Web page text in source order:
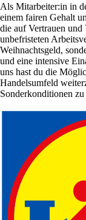
Als Mitarbeiter:in in
einem fairen Gehalt
die auf Vertrauen
unbefristeten
Weihnachtsgeld,
und eine intensive
uns hast du die
Handelsumfeld
Sonderkonditionen